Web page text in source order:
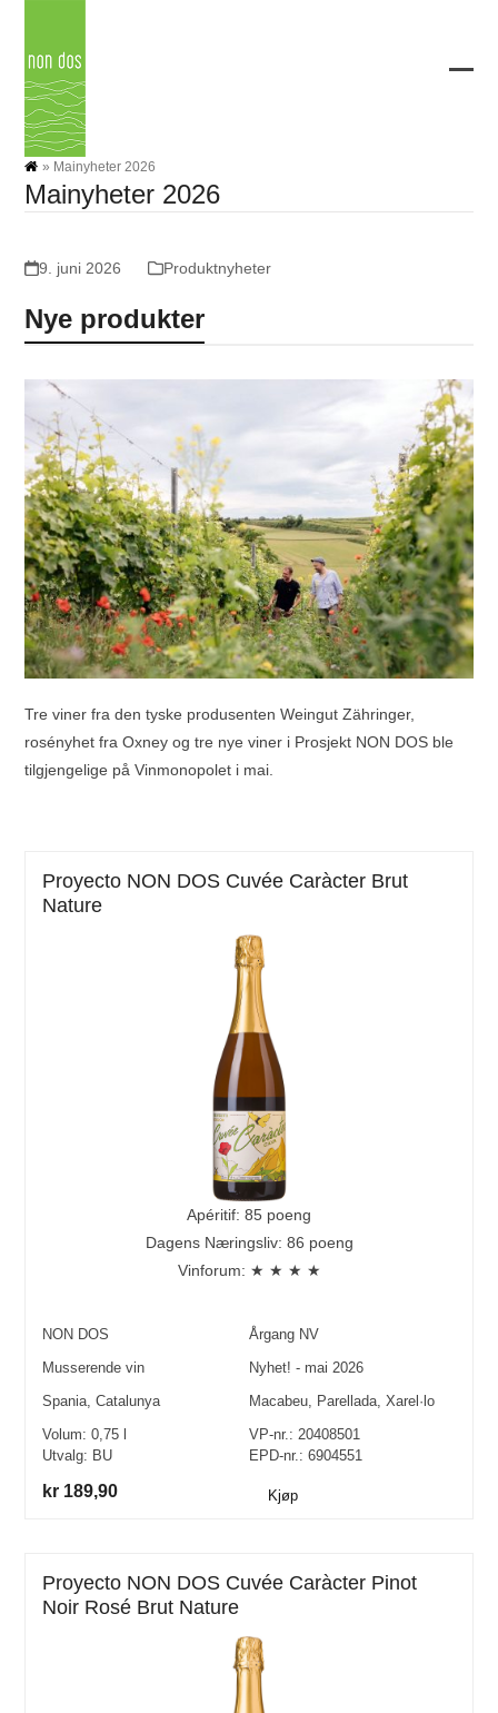
content
» Mainyheter 2026
Mainyheter 2026
9. juni 2026 Produktnyheter
Nye produkter
Tre viner fra den tyske produsentenWeingut Zähringer,
rosényhet fraOxney og tre nye viner i Prosjekt NON DOS ble
tilgjengelige på Vinmonopolet i mai.
Proyecto NON DOS Cuvée Caràcter Brut
Nature
Apéritif: 85 poeng
Dagens Næringsliv: 86 poeng
Vinforum: ★ ★ ★ ★
NON DOS Årgang NV
Musserende vin
Nyhet! - mai 2026
Spania,Catalunya Macabeu, Parellada, Xarel·lo
Volum:0,75
Utvalg: BU
VP-nr.: 20408501
EPD-nr.: 6904551
kr 189,90 Kjøp
Proyecto NON DOS Cuvée Caràcter Pinot
Noir Rosé Brut Nature